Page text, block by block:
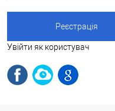
Увійти як користувач